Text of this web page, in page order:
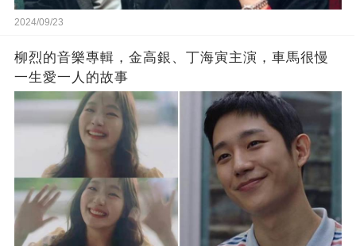
2024/09/23
柳烈的音樂專輯，金高銀、丁海寅主演，車馬很慢
一生愛一人的故事